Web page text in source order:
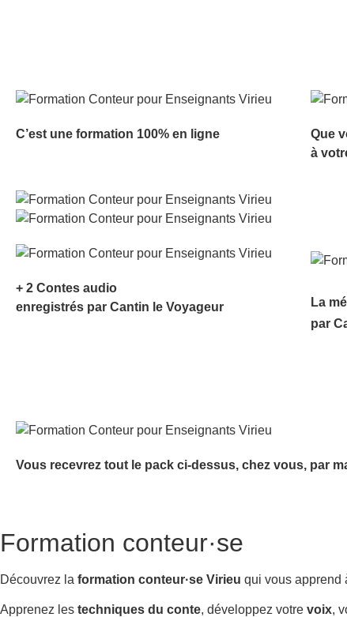
C’est une formation 100% en ligne
Que
à
+ 2 Contes audio
enregistrés par Cantin le Voyageur
La
par
Vous recevrez tout le pack ci-dessus, chez vous, par
Formation conteur·se
Découvrez la formation conteur·se Virieu qui vous apprend
Apprenez les techniques du conte, développez votre voix,